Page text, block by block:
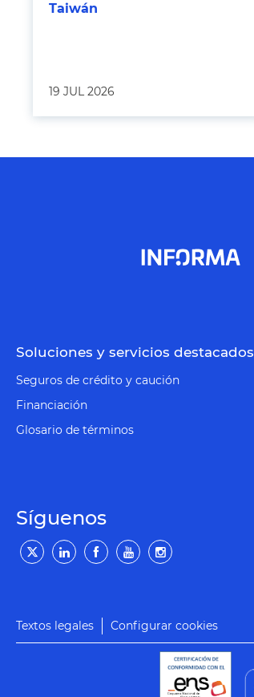
Taiwán
19 JUL 2026
Soluciones y servicios destacados
Seguros de crédito y caución
Financiación
Glosario de términos
Síguenos
Textos legales Configurar cookies